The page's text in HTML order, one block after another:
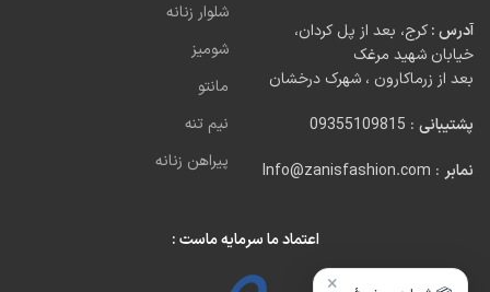
آدرس :کرج، بعد از پل کردان،
خیابان شهید مرغک
بعد از زرماکارون ، شهرک درخشان
پشتیبانی : 09355109815
نمابر : Info@zanisfashion.com
شلوار زنانه
شومیز
مانتو
نیم تنه
پیراهن زنانه
اعتماد ما سرمایه ماست :
×